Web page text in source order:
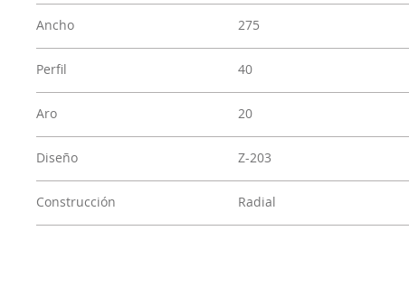
Ancho 275
Perfil 40
Aro 20
Diseño Z-203
Construcción Radial